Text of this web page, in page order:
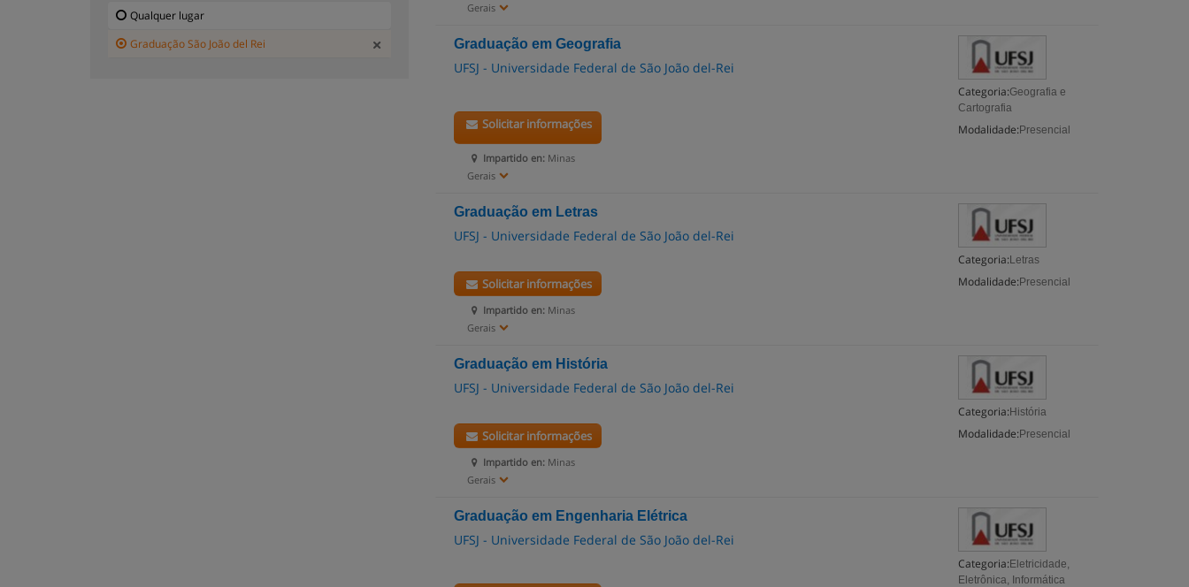
Gerais
Graduação em Geografia
UFSJ - Universidade Federal de São João del-Rei
Categoria:Geografia e
Cartografia
Modalidade: Presencial
Impartido en: Minas
Gerais
Solicitar informações
Graduação em Letras
UFSJ - Universidade Federal de São João del-Rei
Categoria: Letras
Modalidade: Presencial
Impartido en: Minas
Gerais
Solicitar informações
Graduação em História
UFSJ - Universidade Federal de São João del-Rei
Categoria: História
Modalidade: Presencial
Impartido en: Minas
Gerais
Solicitar informações
Graduação em Engenharia Elétrica
UFSJ - Universidade Federal de São João del-Rei
Categoria: Eletricidade,
Eletrônica, Informática
Qualquer lugar
Graduação São João del Rei